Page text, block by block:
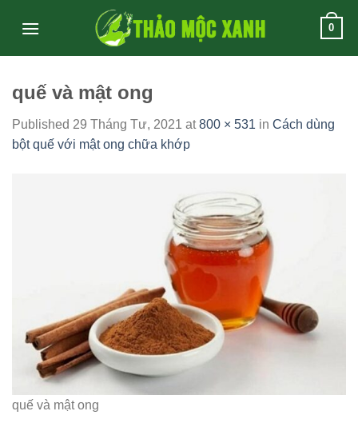
0
quế và mật ong
Published 29 Tháng Tư, 2021 at800 × 531 in Cách dùng
bột quế với mật ong chữa khớp
quế và mật ong